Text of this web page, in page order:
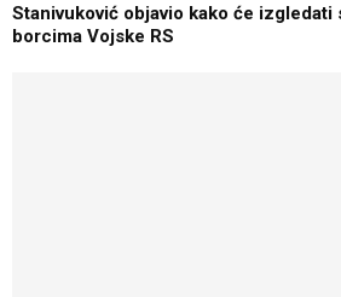
Stanivuković objavio kako će
borcima Vojske RS